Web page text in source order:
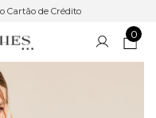
Cartão de Crédito
0